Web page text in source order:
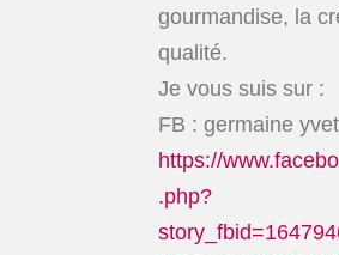
gourmandise, la
qualité.
Je vous suis sur :
FB : germaine
https://
.php?